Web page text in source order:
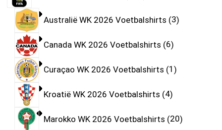
Australië WK 2026 Voetbalshirts 3
Canada WK 2026 Voetbalshirts 6
Curaçao WK 2026 Voetbalshirts 1
Kroatië WK 2026 Voetbalshirts 4
Marokko WK 2026 Voetbalshirts 20